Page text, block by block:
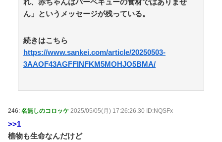
ご満悦wwwwwwwwwwwwww / おまとめアンテナ
けない！ / おまとめアンテナ
【画像】大相撲の伯乃富士と熱海富士、反社との写真
流出ｗｗｗ / おまとめアンテナ (8/6 11:00)
れ、赤ちゃんはバーベキューの食材ではありませ
ん」というメッセージが残っている。
続きはこちら
https://www.sankei.com/article/20250503-
3AAOF43AGFFINFKM5MOHJO5BMA/
246: 名無しのコロッケ 2025/05/05(月) 17:26:26.30 ID:NQSFx
>>1
植物も生命なんだけど